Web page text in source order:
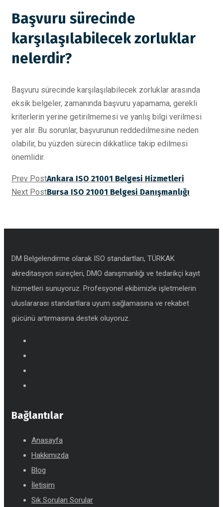
Başvuru sürecinde
karşılaşılabilecek zorluklar
nelerdir?
Başvuru sürecinde karşılaşılabilecek zorluklar arasında
eksik belgeler, zamanında başvuru yapamama, gerekli
kriterlerin yerine getirilmemesi ve yanlış bilgi verilmesi
yer alır. Bu sorunlar, başvurunun reddedilmesine neden
olabilir, bu yüzden sürecin dikkatlice takip edilmesi
önemlidir.
Prev PostAnkara ISO 21001 Belgesi Hizmetleri
Next PostBursa ISO 21001 Belgesi Danışmanlığı
DM Belgelendirme olarak ISO standartları, TÜRKAK
akreditasyon süreçleri, DMO danışmanlığı ve tedarikçi kayıt
hizmetleri sunuyoruz. Profesyonel ekibimizle işletmelerin
uluslararası standartlara uyum sağlamasına ve rekabet
gücünü artırmasına destek oluyoruz.
Bağlantılar
Anasayfa
Hakkımızda
Blog
İletişim
Sık Sorulan Sorular